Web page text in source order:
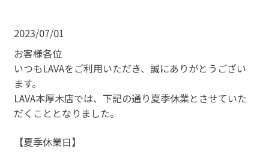
2023/07/01
お客様各位
いつもLAVAをご利用いただき、誠にありがとうござい
ます。
LAVA本厚木店では、下記の通り夏季休業とさせていた
だくこととなりました。
【夏季休業日】